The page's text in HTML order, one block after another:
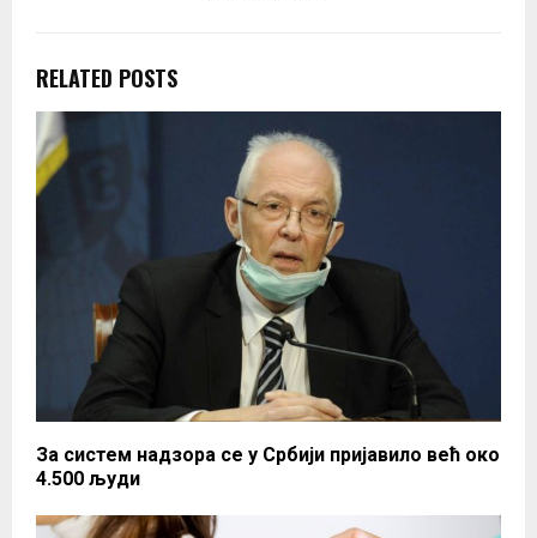
RELATED POSTS
За систем надзора се у Србији пријавило већ око
4.500 људи